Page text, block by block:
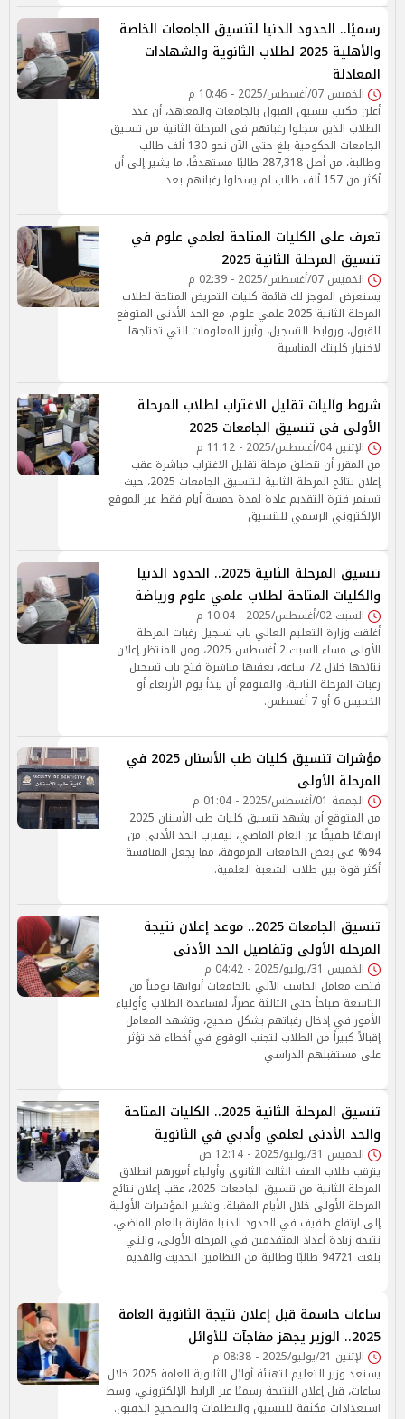
رسميًا.. الحدود الدنيا لتنسيق الجامعات الخاصة
والأهلية 2025 لطلاب الثانوية والشهادات
المعادلة
الخميس 07/أغسطس/2025 - 10:46 م
أعلن مكتب تنسيق القبول بالجامعات والمعاهد، أن عدد
الطلاب الذين سجلوا رغباتهم في المرحلة الثانية من تنسيق
الجامعات الحكومية بلغ حتى الآن نحو 130 ألف طالب
وطالبة، من أصل 287,318 طالبًا مستهدفًا، ما يشير إلى أن
أكثر من 157 ألف طالب لم يسجلوا رغباتهم بعد
تعرف على الكليات المتاحة لعلمي علوم في
تنسيق المرحلة الثانية 2025
الخميس 07/أغسطس/2025 - 02:39 م
يستعرض الموجز لك قائمة كليات التمريض المتاحة لطلاب
المرحلة الثانية 2025 علمي علوم، مع الحد الأدنى المتوقع
للقبول، وروابط التسجيل، وأبرز المعلومات التي تحتاجها
لاختيار كليتك المناسبة
شروط وآليات تقليل الاغتراب لطلاب المرحلة
الأولى في تنسيق الجامعات 2025
الإثنين 04/أغسطس/2025 - 11:12 م
من المقرر أن تنطلق مرحلة تقليل الاغتراب مباشرة عقب
إعلان نتائج المرحلة الثانية لـتنسيق الجامعات 2025، حيث
تستمر فترة التقديم عادة لمدة خمسة أيام فقط عبر الموقع
الإلكتروني الرسمي للتنسيق
تنسيق المرحلة الثانية 2025.. الحدود الدنيا
والكليات المتاحة لطلاب علمي علوم ورياضة
السبت 02/أغسطس/2025 - 10:04 م
أغلقت وزارة التعليم العالي باب تسجيل رغبات المرحلة
الأولى مساء السبت 2 أغسطس 2025، ومن المنتظر إعلان
نتائجها خلال 72 ساعة، يعقبها مباشرة فتح باب تسجيل
رغبات المرحلة الثانية، والمتوقع أن يبدأ يوم الأربعاء أو
الخميس 6 أو 7 أغسطس.
مؤشرات تنسيق كليات طب الأسنان 2025 في
المرحلة الأولى
الجمعة 01/أغسطس/2025 - 01:04 م
من المتوقع أن يشهد تنسيق كليات طب الأسنان 2025
ارتفاعًا طفيفًا عن العام الماضي، ليقترب الحد الأدنى من
94% في بعض الجامعات المرموقة، مما يجعل المنافسة
أكثر قوة بين طلاب الشعبة العلمية.
تنسيق الجامعات 2025.. موعد إعلان نتيجة
المرحلة الأولى وتفاصيل الحد الأدنى
الخميس 31/يوليو/2025 - 04:42 م
فتحت معامل الحاسب الآلي بالجامعات أبوابها يومياً من
التاسعة صباحاً حتى الثالثة عصراً، لمساعدة الطلاب وأولياء
الأمور في إدخال رغباتهم بشكل صحيح، وتشهد المعامل
إقبالاً كبيراً من الطلاب لتجنب الوقوع في أخطاء قد تؤثر
على مستقبلهم الدراسي
تنسيق المرحلة الثانية 2025.. الكليات المتاحة
والحد الأدنى لعلمي وأدبي في الثانوية
الخميس 31/يوليو/2025 - 12:14 ص
يترقب طلاب الصف الثالث الثانوي وأولياء أمورهم انطلاق
المرحلة الثانية من تنسيق الجامعات 2025، عقب إعلان نتائج
المرحلة الأولى خلال الأيام المقبلة. وتشير المؤشرات الأولية
إلى ارتفاع طفيف في الحدود الدنيا مقارنة بالعام الماضي،
نتيجة زيادة أعداد المتقدمين في المرحلة الأولى، والتي
بلغت 94721 طالبًا وطالبة من النظامين الحديث والقديم
ساعات حاسمة قبل إعلان نتيجة الثانوية العامة
2025.. الوزير يجهز مفاجآت للأوائل
الإثنين 21/يوليو/2025 - 08:38 م
يستعد وزير التعليم لتهنئة أوائل الثانوية العامة 2025 خلال
ساعات، قبل إعلان النتيجة رسميًا عبر الرابط الإلكتروني، وسط
استعدادات مكثفة للتنسيق والتظلمات والتصحيح الدقيق.